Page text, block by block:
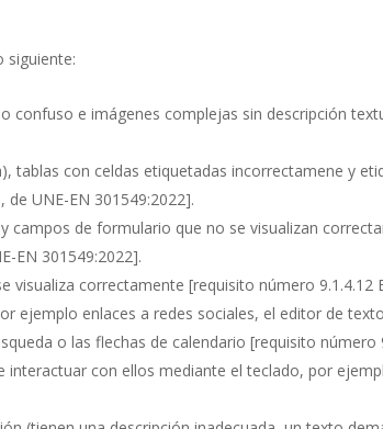
siguiente:
confuso e imágenes complejas sin descripción
tablas con celdas etiquetadas incorrectamene y
UNE-EN 301549:2022].
campos de formulario que no se visualizan
EN 301549:2022].
visualiza correctamente [requisito número 9.1.4.12
ejemplo enlaces a redes sociales, el editor de
o las flechas de calendario [requisito número
con ellos mediante el teclado, por